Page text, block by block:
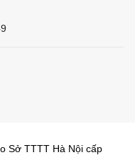
Sở TTTT Hà Nội cấp